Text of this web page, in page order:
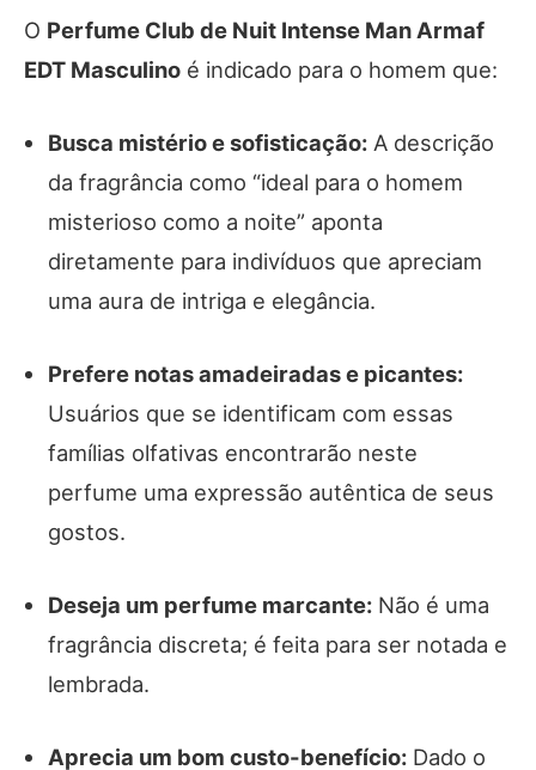
O Perfume Club de Nuit Intense Man Armaf
EDT Masculino é indicado para o homem que:
Busca mistério e sofisticação: A descrição
da fragrância como “ideal para o homem
misterioso como a noite” aponta
diretamente para indivíduos que apreciam
uma aura de intriga e elegância.
Prefere notas amadeiradas e picantes:
Usuários que se identificam com essas
famílias olfativas encontrarão neste
perfume uma expressão autêntica de seus
gostos.
Deseja um perfume marcante: Não é uma
fragrância discreta; é feita para ser notada e
lembrada.
Aprecia um bom custo-benefício: Dado o